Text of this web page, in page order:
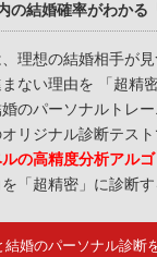
の結婚確率がわかる
理想の結婚相手が
ない理由を 「超精
のパーソナルトレー
オリジナル診断テス
の高精度分析アル
「超精密」に診断す
結婚のパーソナル診断